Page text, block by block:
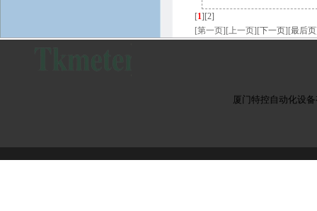
[1] [2]
[第一页][上一页][下一页][最后页
厦门特控自动化设